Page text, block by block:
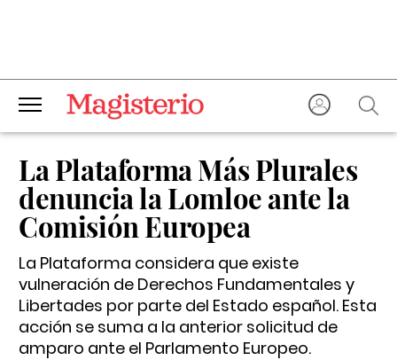
La Plataforma Más Plurales
denuncia la Lomloe ante la
Comisión Europea
La Plataforma considera que existe
vulneración de Derechos Fundamentales y
Libertades por parte del Estado español. Esta
acción se suma a la anterior solicitud de
amparo ante el Parlamento Europeo.